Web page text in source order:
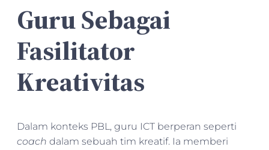
Guru Sebagai
Fasilitator
Kreativitas
Dalam konteks PBL, guru ICT berperan seperti
coach dalam sebuah tim kreatif. Ia memberi